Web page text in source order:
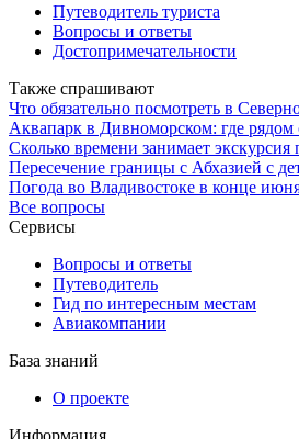
Путеводитель туриста
Вопросы и ответы
Достопримечательности
Также спрашивают
Что обязательно посмотреть в
Аквапарк в Дивноморском: где
Сколько времени занимает
Пересечение границы с Абхазией с
Погода во Владивостоке в конце
Все вопросы
Сервисы
Вопросы и ответы
Путеводитель
Гид по интересным местам
Авиакомпании
База знаний
О проекте
Информация